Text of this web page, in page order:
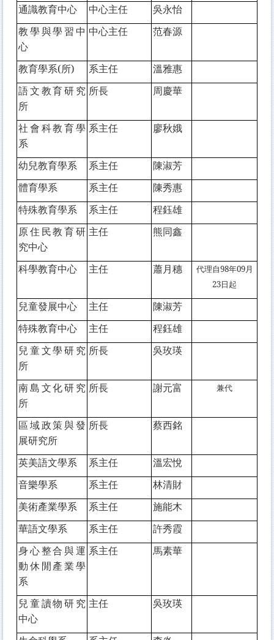
通識教育中心 中心主任
吳永怡
教學與學習中
心
中心主任 范春源
教育學系(所) 系主任
溫雅惠
語文教育研究
所
所長 周慶華
社會科教育學
系
系主任 廖秋娥
幼兒教育學系 系主任
陳淑芳
體育學系
系主任
陳秀惠
特殊教育學系
系主任
程鈺雄
原住民教育研
究中心
主任 熊同鑫
科學教育中心 主任 蕭月穗 代理自98年09月
23日起
兒童發展中心 主任
陳淑芳
特殊教育中心
主任
程鈺雄
兒童文學研究
所
所長 吳玫瑛
南島文化研究
所
所長 謝元富 兼代
區域政策與發
展研究所
所長 蔡西銘
英美語文學系 系主任
溫宏悅
音樂學系
系主任
林清財
美術產業學系
系主任 施能木
華語文學系 系主任
許秀霞
身心整合與運
動休閒產業學
系
系主任 馬素華
兒童讀物研究
中心
主任 吳玫瑛